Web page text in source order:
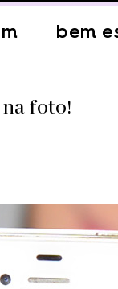
bem
foto!